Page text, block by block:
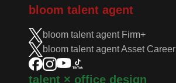
bloom talent agent
bloom talent agent Firm+
bloom talent agent Asset Career
talent × office design